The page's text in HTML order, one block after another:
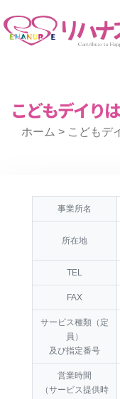
こどもデイり
ホーム > こどもデ
事業所名
所在地
TEL
FAX
サービス種類（定
員）
及び指定番号
営業時間
（サービス提供時